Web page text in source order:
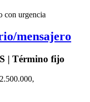
con urgencia
mensajero
| Término fijo